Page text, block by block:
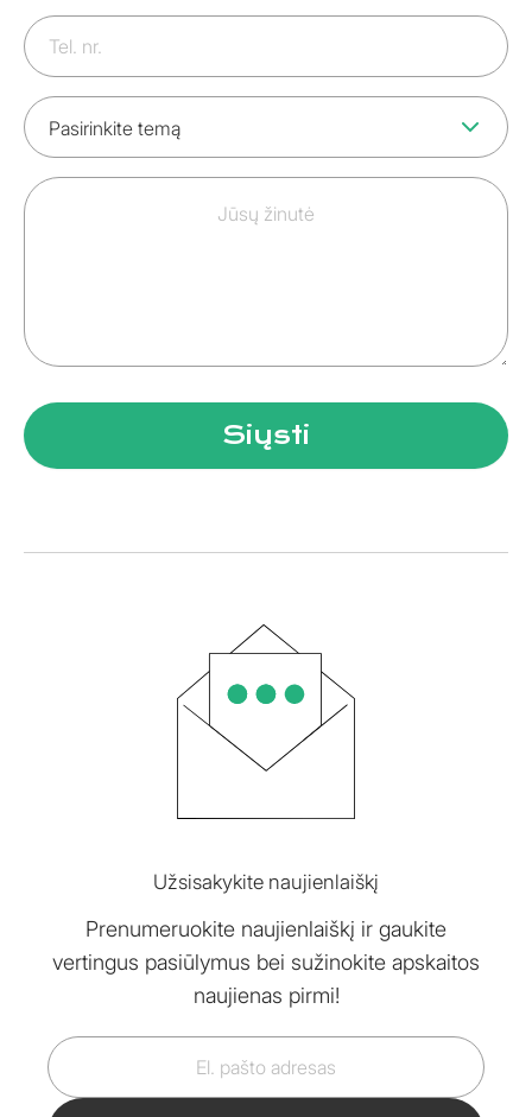
Telefono
numeris
Tema
Jūsų
žinutė
Siųsti
Užsisakykite naujienlaiškį
Prenumeruokite naujienlaiškį ir gaukite
vertingus pasiūlymus bei sužinokite apskaitos
naujienas pirmi!
El.
pašto
adresas